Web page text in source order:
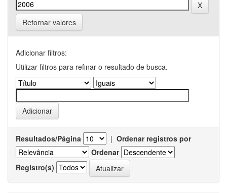
Retornar valores
Adicionar filtros:
Utilizar filtros para refinar o resultado de busca.
Resultados/Página | Ordenar registros por
Ordenar
Registro(s)